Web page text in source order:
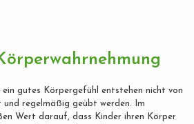
ein gutes Körpergefühl entstehen nicht von
und regelmäßig geübt werden. Im
Wert darauf, dass Kinder ihren Körper